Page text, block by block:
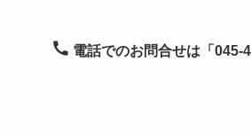
電話でのお問合せは「045-